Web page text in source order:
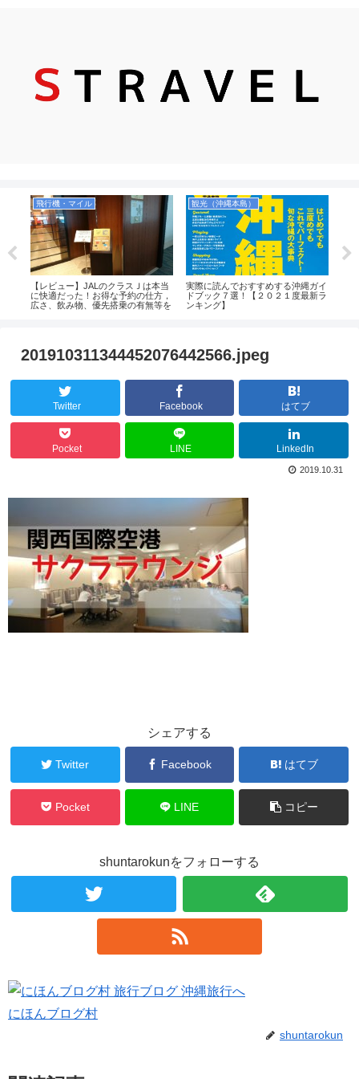
飛行機・マイル
【レビュー】JALのクラスＪは本当
に快適だった！お得な予約の仕方，
広さ、飲み物、優先搭乗の有無等を
観光（沖縄本島）
実際に読んでおすすめする沖縄ガイ
ドブック７選！【２０２１度最新ラ
ンキング】
201910311344452076442566.jpeg
Twitter Facebook はてブ
Pocket LINE LinkedIn
2019.10.31
シェアする
Twitter Facebook はてブ
Pocket LINE コピー
shuntarokunをフォローする
にほんブログ村
shuntarokun